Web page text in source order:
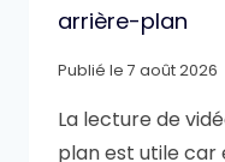
arrière-plan
Publié le 7 août 2026
La lecture de
plan est utile